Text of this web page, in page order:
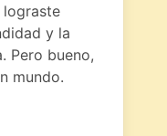
lograste
y la
Pero bueno,
mundo.